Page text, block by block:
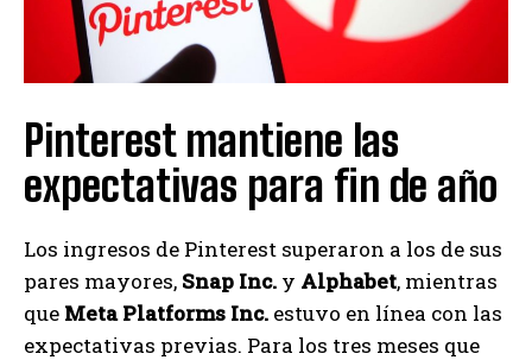
Pinterest mantiene las
expectativas para fin de año
Los ingresos de Pinterest superaron a los de sus
pares mayores, Snap Inc. y Alphabet, mientras
que Meta Platforms Inc. estuvo en línea con las
expectativas previas. Para los tres meses que